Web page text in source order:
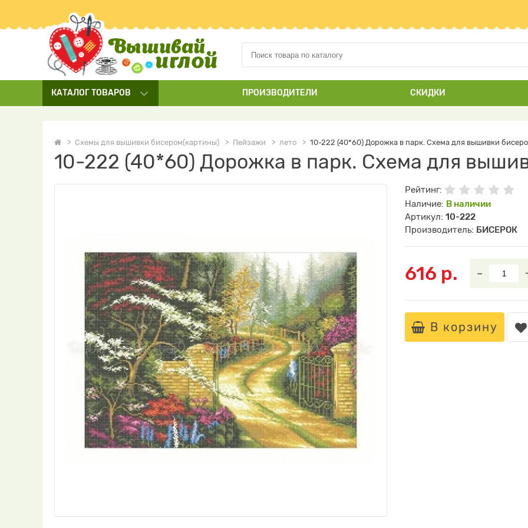
КАТАЛОГТОВАРОВ ПРОИЗВОДИТЕЛИ СКИДКИ
Схемы для вышивки бисером(картины) Пейзажи лето 10-222 (40*60) Дорожка в парк. Схема для вышивки
10-222 (40*60) Дорожка в парк. Схема для
Рейтинг:
Наличие: В наличии
Артикул: 10-222
Производитель: БИСЕРОК
616 р. –
В корзину